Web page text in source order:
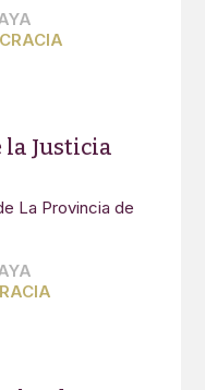
la Justicia
La Provincia de